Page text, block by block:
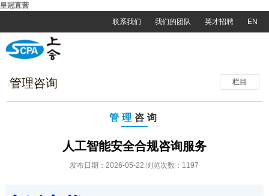
皇冠直营
联系我们
我们的团队 英才招聘 EN
栏目
管理咨询
管理 咨询
人工智能安全合规咨询服务
发布日期：2026-05-22 浏览次数：1197